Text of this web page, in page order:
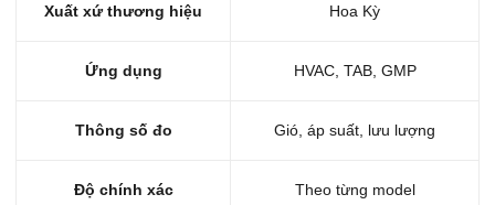
Xuất xứ thương hiệu Hoa Kỳ
Ứng dụng HVAC, TAB, GMP
Thông số đo Gió, áp suất, lưu lượng
Độ chính xác Theo từng model